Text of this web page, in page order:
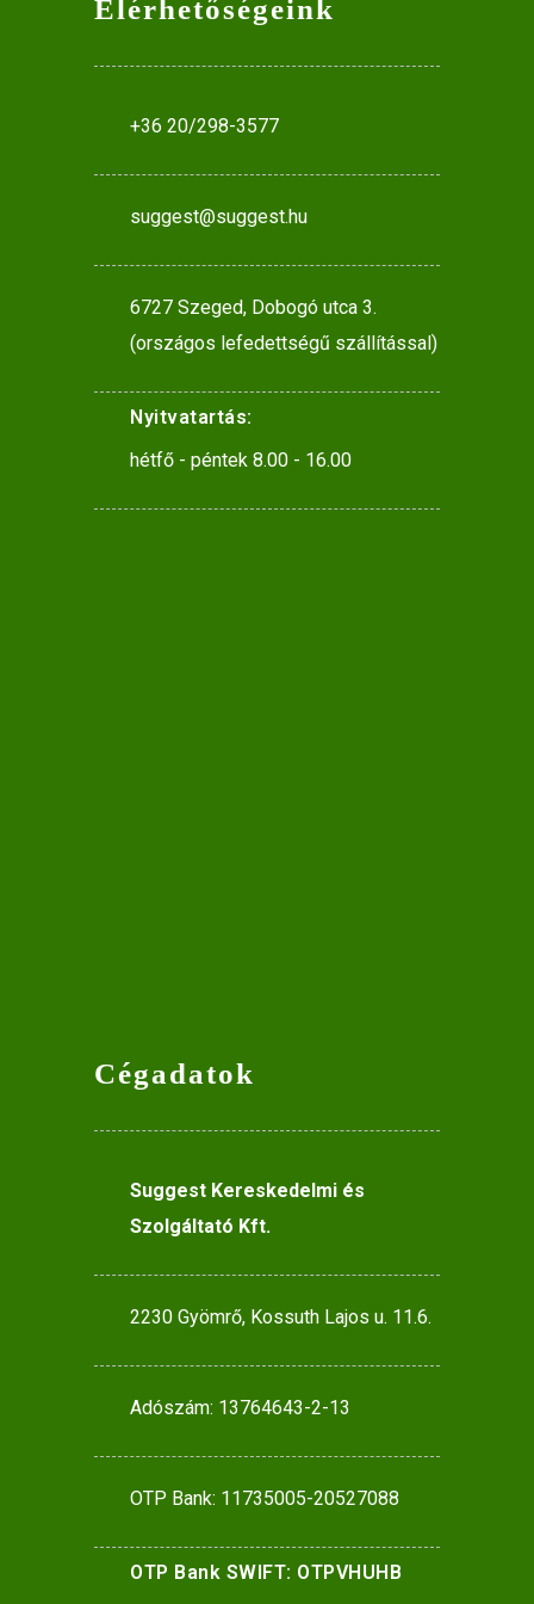
Elérhetőségeink
+36 20/298-3577
suggest@suggest.hu
6727 Szeged, Dobogó utca 3.
(országos lefedettségű szállítással)
Nyitvatartás:
hétfő - péntek 8.00 - 16.00
Cégadatok
Suggest Kereskedelmi és
Szolgáltató Kft.
2230 Gyömrő, Kossuth Lajos u. 11.6.
Adószám: 13764643-2-13
OTP Bank: 11735005-20527088
OTP Bank SWIFT: OTPVHUHB